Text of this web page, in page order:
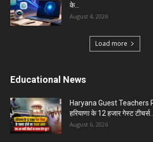
के...
August 4, 2026
Load more
Educational News
Haryana Guest Teachers
हरियाणा के 12 हजार गेस्ट टीचर्स...
August 6, 2026